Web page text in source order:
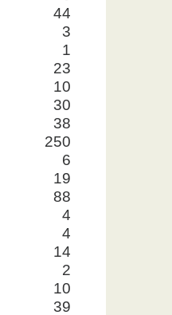
44
3
1
23
10
30
38
250
6
19
88
4
4
14
2
10
39